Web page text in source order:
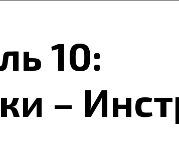
10:
–